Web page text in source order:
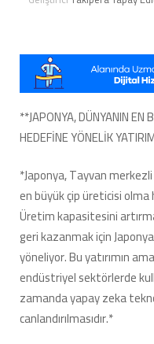
**JAPONYA, DÜNYANIN
HEDEFİNE YÖNELİK
*Japonya, Tayvan merkezli
en büyük çip üreticisi
Üretim kapasitesini
geri kazanmak için
yöneliyor. Bu yatırımın
endüstriyel sektörlerde
zamanda yapay zeka
canlandırılmasıdır.*